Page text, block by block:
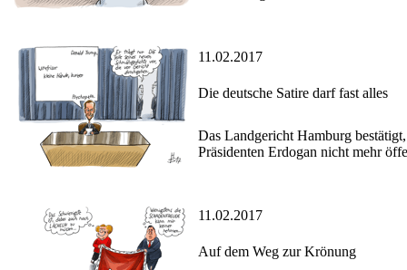
11.02.2017
Die deutsche Satire darf fast alles
Das Landgericht Hamburg
Präsidenten Erdogan nicht mehr
11.02.2017
Auf dem Weg zur Krönung